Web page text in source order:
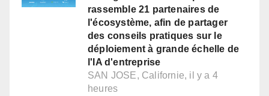
rassemble 21 partenaires de
l'écosystème, afin de partager
des conseils pratiques sur le
déploiement à grande échelle de
l'IA d'entreprise
SAN JOSE, Californie, il y a 4
heures